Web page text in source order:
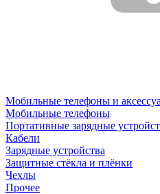
Мобильные телефоны и
Мобильные телефоны
Портативные зарядные
Кабели
Зарядные устройства
Защитные стёкла и плёнки
Чехлы
Прочее